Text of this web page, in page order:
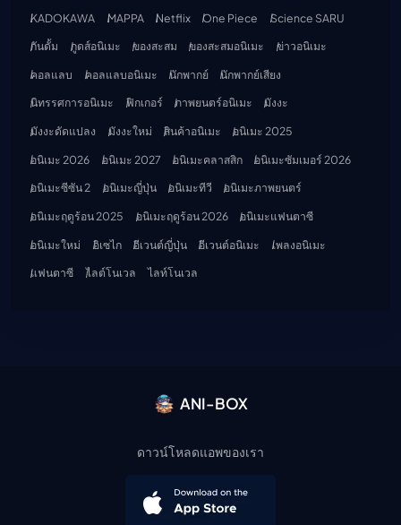
KADOKAWA
MAPPA Netflix One Piece
Science SARU
กันดั้ม
กูดส์อนิเมะ ของสะสม ของสะสมอนิเมะ
ข่าวอนิเมะ
คอลแลบ
คอลแลบอนิเมะ นักพากย์
นักพากย์เสียง
นิทรรศการอนิเมะ
ฟิกเกอร์ ภาพยนตร์อนิเมะ
มังงะ
มังงะดัดแปลง
มังงะใหม่ สินค้าอนิเมะ
อนิเมะ 2025
อนิเมะ 2026
อนิเมะ 2027 อนิเมะคลาสสิก
อนิเมะซัมเมอร์ 2026
อนิเมะซีซัน 2
อนิเมะญี่ปุ่น อนิเมะทีวี
อนิเมะภาพยนตร์
อนิเมะฤดูร้อน 2025
อนิเมะฤดูร้อน 2026
อนิเมะแฟนตาซี
อนิเมะใหม่
อิเซไก อีเวนต์ญี่ปุ่น อีเวนต์อนิเมะ
เพลงอนิเมะ
แฟนตาซี
ไลต์โนเวล ไลท์โนเวล
ANI-BOX
ดาวน์โหลดแอพของเรา